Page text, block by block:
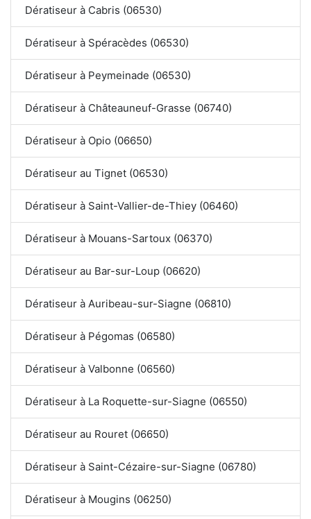
Dératiseur à Cabris (06530)
Dératiseur à Spéracèdes (06530)
Dératiseur à Peymeinade (06530)
Dératiseur à Châteauneuf-Grasse (06740)
Dératiseur à Opio (06650)
Dératiseur au Tignet (06530)
Dératiseur à Saint-Vallier-de-Thiey (06460)
Dératiseur à Mouans-Sartoux (06370)
Dératiseur au Bar-sur-Loup (06620)
Dératiseur à Auribeau-sur-Siagne (06810)
Dératiseur à Pégomas (06580)
Dératiseur à Valbonne (06560)
Dératiseur à La Roquette-sur-Siagne (06550)
Dératiseur au Rouret (06650)
Dératiseur à Saint-Cézaire-sur-Siagne (06780)
Dératiseur à Mougins (06250)